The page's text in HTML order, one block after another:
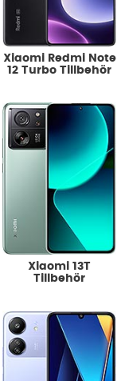
Xiaomi Redmi Note
12 Turbo Tillbehör
Xiaomi 13T
Tillbehör